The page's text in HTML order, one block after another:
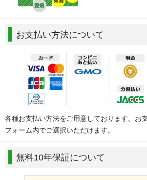
お支払い方法について
各種お支払い方法をご用意しております。お
フォーム内でご選択いただけます。
無料10年保証について